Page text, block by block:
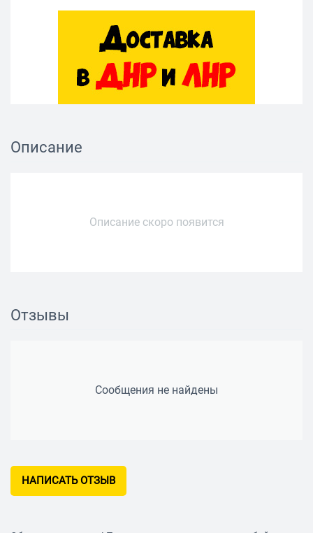
Описание
Описание скоро появится
Отзывы
Сообщения не найдены
НАПИСАТЬ ОТЗЫВ